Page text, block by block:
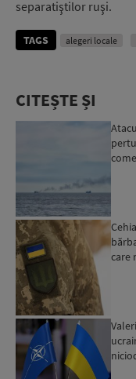
separatiştilor ruşi.
TAGS alegeri locale
CITEȘTE ȘI
care